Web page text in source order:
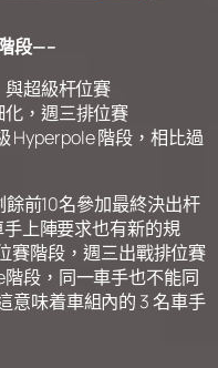
段—–
超級杆位賽
化，週三排位賽
Hyperpole 階段，相比過
前10名參加最終決出杆
上陣要求也有新的規
賽階段，週三出戰排位賽
段，同一車手也不能同
意味着車組內的 3 名車手